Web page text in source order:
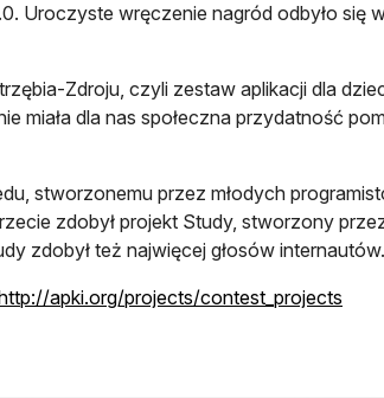
Uroczyste wręczenie nagród odbyło się
Zdroju, czyli zestaw aplikacji dla
miała dla nas społeczna przydatność
stworzonemu przez młodych
zdobył projekt Study, stworzony
zdobył też najwięcej głosów internautów.
apki.org/projects/contest_projects